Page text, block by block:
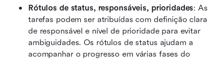
Rótulos de status, responsáveis, prioridades: As
tarefas podem ser atribuídas com definição clara
de responsável e nível de prioridade para evitar
ambiguidades. Os rótulos de status ajudam a
acompanhar o progresso em várias fases do